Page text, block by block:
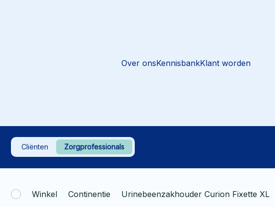
Over onsKennisbankKlant worden
Cliënten Zorgprofessionals
Winkel Continentie Urinebeenzakhouder Curion Fixette XL